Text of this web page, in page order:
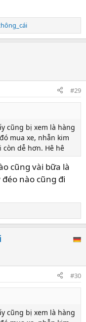
#29
cũng bị xem là hàng
mua xe, nhẫn kim
dễ hơn. Hê hê
cũng vài bữa là
nào cũng đi
#30
cũng bị xem là hàng